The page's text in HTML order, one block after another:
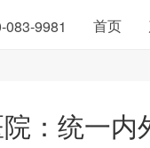
083-9981 首页
：统一